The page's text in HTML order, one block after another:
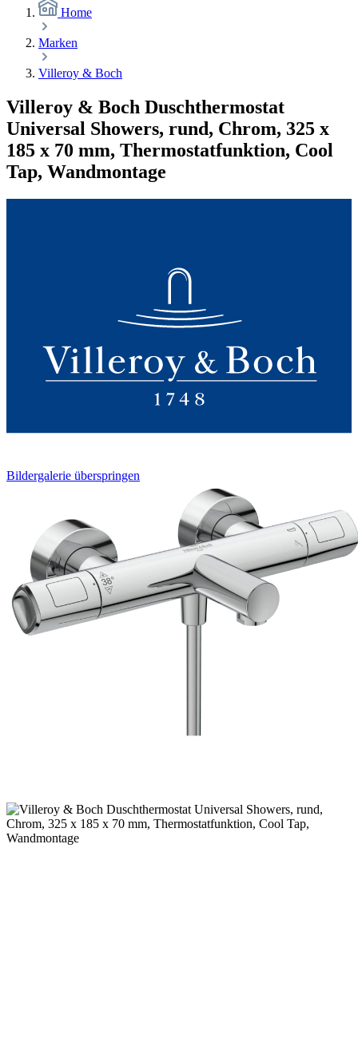
Home
Marken
Villeroy & Boch
Villeroy & Boch Duschthermostat
Universal Showers, rund, Chrom, 325 x
185 x 70 mm, Thermostatfunktion, Cool
Tap, Wandmontage
Bildergalerie überspringen